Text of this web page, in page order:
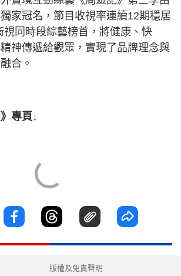
家冠名，節目收視率連續12期穩居
視同時段綜藝榜首，將健康、快
神傳遞給觀眾，實現了品牌理念與
合。
專頁↓
版權及免責聲明